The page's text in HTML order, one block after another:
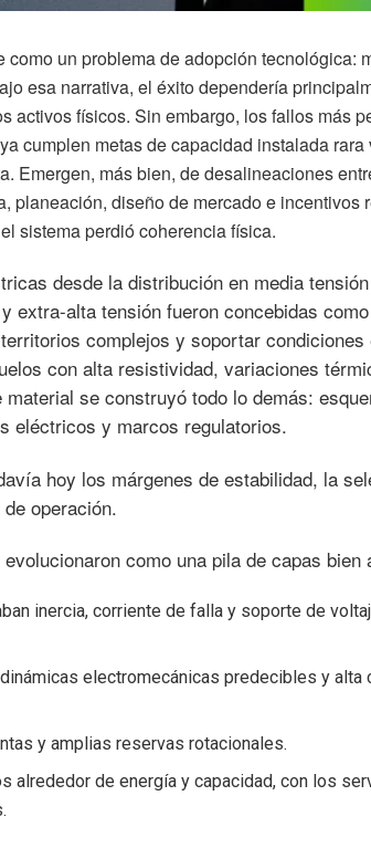
un problema de adopción tecnológica:
esa narrativa, el éxito dependería
activos físicos. Sin embargo, los fallos más
cumplen metas de capacidad instalada
Emergen, más bien, de desalineaciones
planeación, diseño de mercado e incentivos
sistema perdió coherencia física.
desde la distribución en media
extra-alta tensión fueron concebidas
complejos y soportar condiciones
con alta resistividad, variaciones
se construyó todo lo demás:
eléctricos y marcos regulatorios.
hoy los márgenes de estabilidad, la
operación.
como una pila de capas bien
inercia, corriente de falla y soporte de
electromecánicas predecibles y alta
y amplias reservas rotacionales.
alrededor de energía y capacidad, con los